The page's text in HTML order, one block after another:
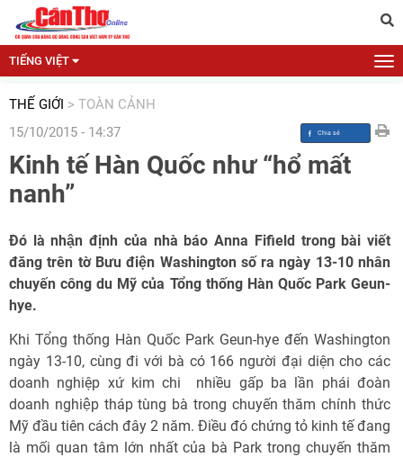
TIẾNG VIỆT
THẾ GIỚI > TOÀN CẢNH
15/10/2015 - 14:37
Kinh tế Hàn Quốc như “hổ mất
nanh”
Đó là nhận định của nhà báo Anna Fifield trong bài viết
đăng trên tờ Bưu điện Washington số ra ngày 13-10 nhân
chuyến công du Mỹ của Tổng thống Hàn Quốc Park Geun-
hye.
Khi Tổng thống Hàn Quốc Park Geun-hye đến Washington
ngày 13-10, cùng đi với bà có 166 người đại diện cho các
doanh nghiệp xứ kim chi  nhiều gấp ba lần phái đoàn
doanh nghiệp tháp tùng bà trong chuyến thăm chính thức
Mỹ đầu tiên cách đây 2 năm. Điều đó chứng tỏ kinh tế đang
là mối quan tâm lớn nhất của bà Park trong chuyến thăm